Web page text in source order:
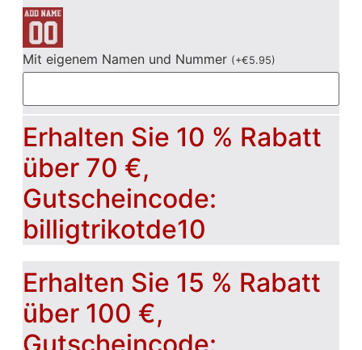
Mit eigenem Namen und Nummer (+€5.95)
Erhalten Sie 10 % Rabatt
über 70 €,
Gutscheincode:
billigtrikotde10
Erhalten Sie 15 % Rabatt
über 100 €,
Gutscheincode: